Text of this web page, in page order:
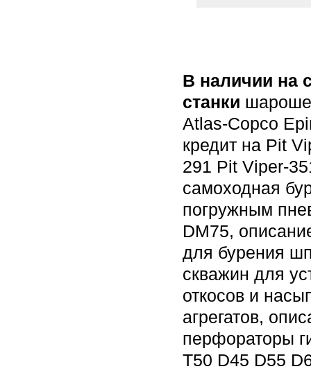
В наличии на
станки
Atlas-Copco
кредит на Pit
291 Pit Viper-
самоходная
погружным
DM75,
для бурения
скважин для
откосов и
агрегатов,
перфораторы
T50 D45 D55